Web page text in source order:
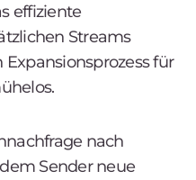
effiziente
Streams
für
nach
Sender neue